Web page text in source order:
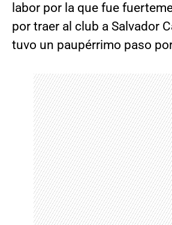
labor por la que fue
por traer al club a Salvador
tuvo un paupérrimo paso